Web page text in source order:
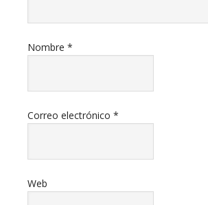
Nombre *
Correo electrónico *
Web